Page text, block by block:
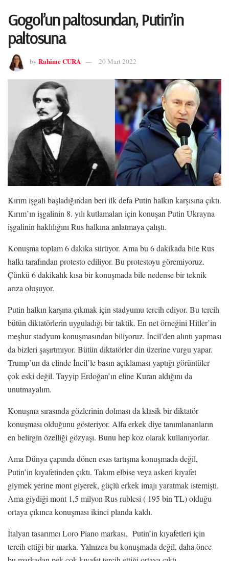
Gogol’un paltosundan, Putin’in
paltosuna
by Rahime CURA 20 Mart 2022
Kırım işgali başladığından beri ilk defa Putin halkın karşısına çıktı.
Kırım’ın işgalinin 8. yılı kutlamaları için konuşan Putin Ukrayna
işgalinin haklılığını Rus halkına anlatmaya çalıştı.
Konuşma toplam 6 dakika sürüyor. Ama bu 6 dakikada bile Rus
halkı tarafından protesto ediliyor. Bu protestoyu göremiyoruz.
Çünkü 6 dakikalık kısa bir konuşmada bile nedense bir teknik
arıza oluşuyor.
Putin halkın karşına çıkmak için stadyumu tercih ediyor. Bu tercih
bütün diktatörlerin uyguladığı bir taktik. En net örneğini Hitler’in
meşhur stadyum konuşmasından biliyoruz. İncil’den alıntı yapması
da bizleri şaşırtmıyor. Bütün diktatörler din üzerine vurgu yapar.
Trump’un da elinde İncil’le basın açıklaması yaptığı görüntüler
çok eski değil. Tayyip Erdoğan’ın eline Kuran aldığını da
unutmayalım.
Konuşma sırasında gözlerinin dolması da klasik bir diktatör
konuşması olduğunu gösteriyor. Alfa erkek diye tanımlananların
en belirgin özelliği gözyaşı. Bunu hep koz olarak kullanıyorlar.
Ama Dünya çapında dönen esas tartışma konuşmada değil,
Putin’in kıyafetinden çıktı. Takım elbise veya askeri kıyafet
giymek yerine mont giyerek, güçlü erkek imajı yaratmak istemişti.
Ama giydiği mont 1,5 milyon Rus rublesi ( 195 bin TL) olduğu
ortaya çıkınca konuşması ikinci planda kaldı.
İtalyan tasarımcı Loro Piano markası, Putin’in kıyafetleri için
tercih ettiği bir marka. Yalnızca bu konuşmada değil, daha önce